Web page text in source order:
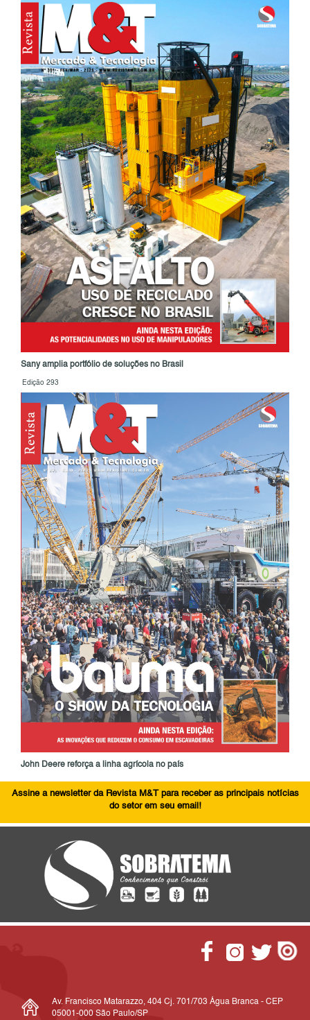
Sany amplia portfólio de soluções no Brasil
Edição 293
John Deere reforça a linha agrícola no país
Assine a newsletter da Revista M&T para receber as principais notícias
do setor em seu email!
Av. Francisco Matarazzo, 404 Cj. 701/703 Água Branca - CEP
05001-000 São Paulo/SP